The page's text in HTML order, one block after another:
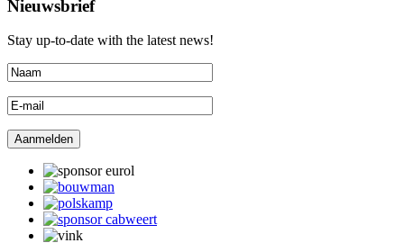
Nieuwsbrief
Stay up-to-date with the latest news!